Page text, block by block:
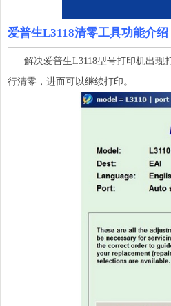
爱普生L3118清零工具功能介绍
解决爱普生L3118型号打印机出现
行清零，进而可以继续打印。